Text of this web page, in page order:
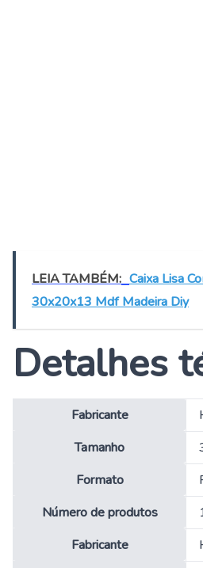
LEIA TAMBÉM: Caixa Lisa
30x20x13 Mdf Madeira Diy
Detalhes
Fabricante
Tamanho
Formato
Número de produtos
Fabricante